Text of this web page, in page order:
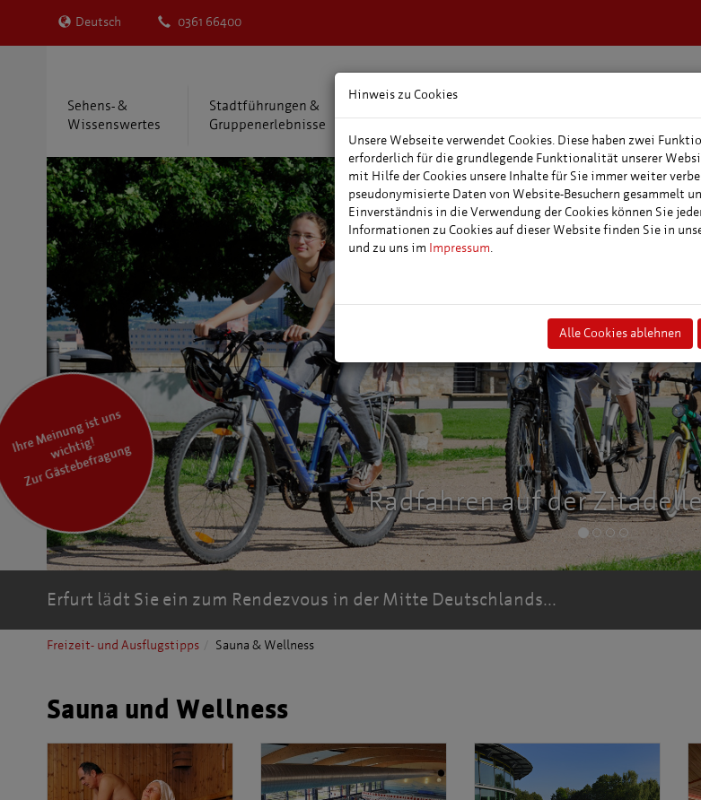
Deutsch 0361 66400
Sehens- &
Wissenswertes
Stadtführungen &
Gruppenerlebnisse
Radfahren auf der
I
hr
e
M
ei
n
u
n
g ist
u
ns
wic
hti
g!
Zur Gästebefragung
Erfurt lädt Sie ein zum Rendezvous in der Mitte Deutschlands...
Freizeit- und Ausflugstipps Sauna & Wellness
Sauna und Wellness
Hinweis zu Cookies
Unsere Webseite verwendet Cookies. Diese haben zwei
erforderlich für die grundlegende Funktionalität unserer
mit Hilfe der Cookies unsere Inhalte für Sie immer weiter
pseudonymisierte Daten von Website-Besuchern gesammelt
Einverständnis in die Verwendung der Cookies können Sie
Informationen zu Cookies auf dieser Website finden Sie in
und zu uns im Impressum.
Alle Cookies ablehnen